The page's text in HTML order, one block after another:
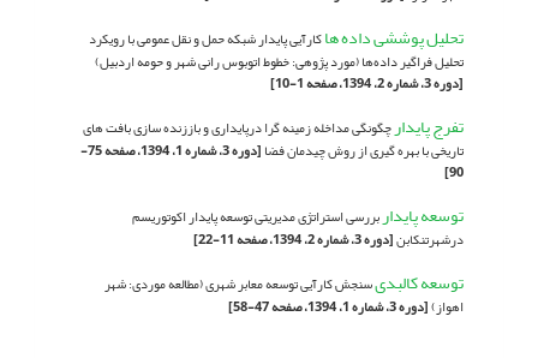
تحلیل پوششی داده هاکارآیی پایدار شبکه حمل و نقل عمومی با رویکرد
تحلیل فراگیر داده‌ها (مورد پژوهی: خطوط اتوبوس رانی شهر و حومه اردبیل)
[دوره 3، شماره 2، 1394، صفحه 1-10]
تفرج پایدارچگونگی مداخله زمینه گرا درپایداری و باززنده سازی بافت های
تاریخی با بهره گیری از روش چیدمان فضا
[دوره 3، شماره 1، 1394، صفحه 75-
90]
توسعه پایداربررسی استراتژی مدیریتی توسعه پایدار اکوتوریسم
درشهرتنکابن[دوره 3، شماره 2، 1394، صفحه 11-22]
توسعه کالبدیسنجش کارآیی توسعه معابر شهری (مطالعه موردی: شهر
اهواز)[دوره 3، شماره 1، 1394، صفحه 47-58]